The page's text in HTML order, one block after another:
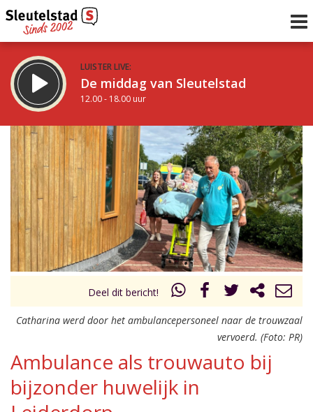
LUISTER LIVE:
De middag van Sleutelstad
12.00 - 18.00 uur
STRAKS:
De vrijdagavond met Keanu
18.00 - 19.00 uur
Vorig uur
uur 1 van 0 Volgend uur
Inklappen
Deel dit bericht!
Catharina werd door het ambulancepersoneel naar de trouwzaal
vervoerd. (Foto: PR)
Ambulance als trouwauto bij
bijzonder huwelijk in